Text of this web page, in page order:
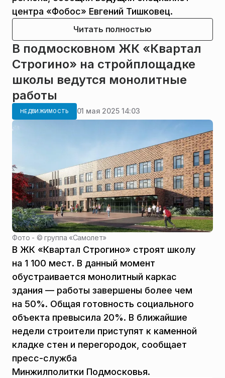
центра «Фобос» Евгений Тишковец.
Читать полностью
В подмосковном ЖК «Квартал
Строгино» на стройплощадке
школы ведутся монолитные
работы
НЕДВИЖИМОСТЬ 01 мая 2025 14:03
Фото - ©группа «Самолет»
В ЖК «Квартал Строгино» строят школу
на 1 100 мест. В данный момент
обустраивается монолитный каркас
здания — работы завершены более чем
на 50%. Общая готовность социального
объекта превысила 20%. В ближайшие
недели строители приступят к каменной
кладке стен и перегородок, сообщает
пресс-служба
Минжилполитки Подмосковья.